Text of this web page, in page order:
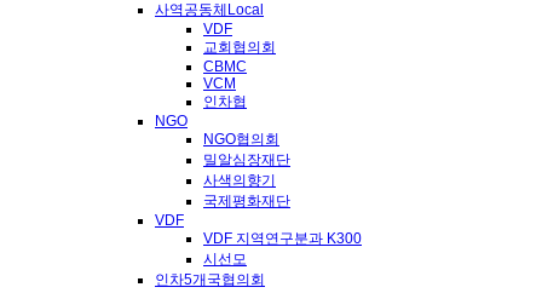
사역공동체Local
VDF
교회협의회
CBMC
VCM
인차협
NGO
NGO협의회
밀알심장재단
사색의향기
국제평화재단
VDF
VDF 지역연구분과 K300
시선모
인차5개국협의회